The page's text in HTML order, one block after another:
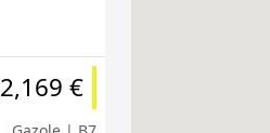
2,169 €